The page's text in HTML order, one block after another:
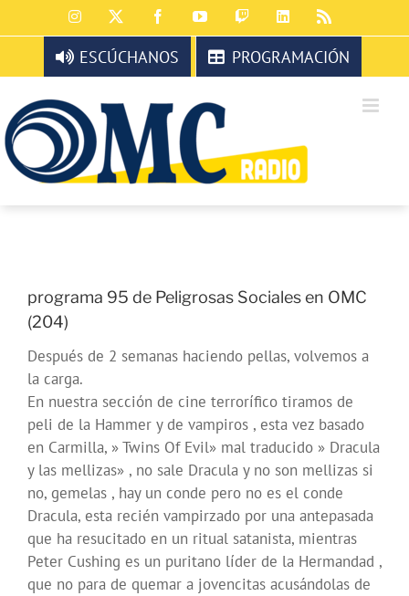
al
contenido
Instagram FacebookYouTubeTwitchLinkedIn
ESCÚCHANOS PROGRAMACIÓN
programa 95 de Peligrosas Sociales en OMC
(204)
Después de 2 semanas haciendo pellas, volvemos a
la carga.
En nuestra sección de cine terrorífico tiramos de
peli de la Hammer y de vampiros , esta vez basado
en Carmilla, » Twins Of Evil» mal traducido » Dracula
y las mellizas» , no sale Dracula y no son mellizas si
no, gemelas , hay un conde pero no es el conde
Dracula, esta recién vampirzado por una antepasada
que ha resucitado en un ritual satanista, mientras
Peter Cushing es un puritano líder de la Hermandad ,
que no para de quemar a jovencitas acusándolas de